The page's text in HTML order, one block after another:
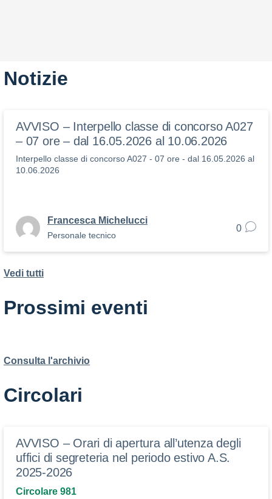
Notizie
AVVISO – Interpello classe di concorso A027
– 07 ore – dal 16.05.2026 al 10.06.2026
Interpello classe di concorso A027 - 07 ore - dal 16.05.2026 al
10.06.2026
Francesca Michelucci
Personale tecnico
0
Vedi tutti
Prossimi eventi
Consulta l'archivio
Circolari
AVVISO – Orari di apertura all’utenza degli
uffici di segreteria nel periodo estivo A.S.
2025-2026
Circolare 981